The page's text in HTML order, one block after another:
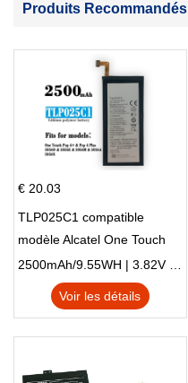
Produits Recommandés
€ 20.03
TLP025C1 compatible
modèle Alcatel One Touch
Pop 4 Plus OT-5056D
2500mAh/9.55WH | 3.82V | Li-ion ...
Voir les détails